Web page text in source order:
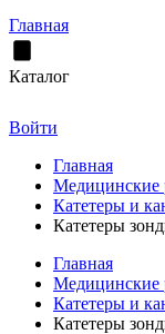
Главная
Каталог
Войти
Главная
Медицинские
Катетеры и
Катетеры
Главная
Медицинские
Катетеры и
Катетеры